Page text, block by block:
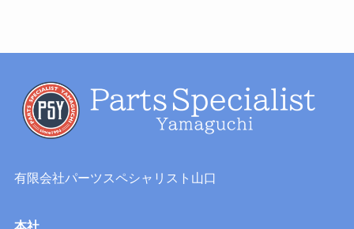
有限会社パーツスペシャリスト山口
本社